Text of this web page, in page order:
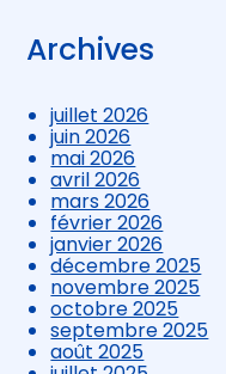
Archives
juillet 2026
juin 2026
mai 2026
avril 2026
mars 2026
février 2026
janvier 2026
décembre 2025
novembre 2025
octobre 2025
septembre 2025
août 2025